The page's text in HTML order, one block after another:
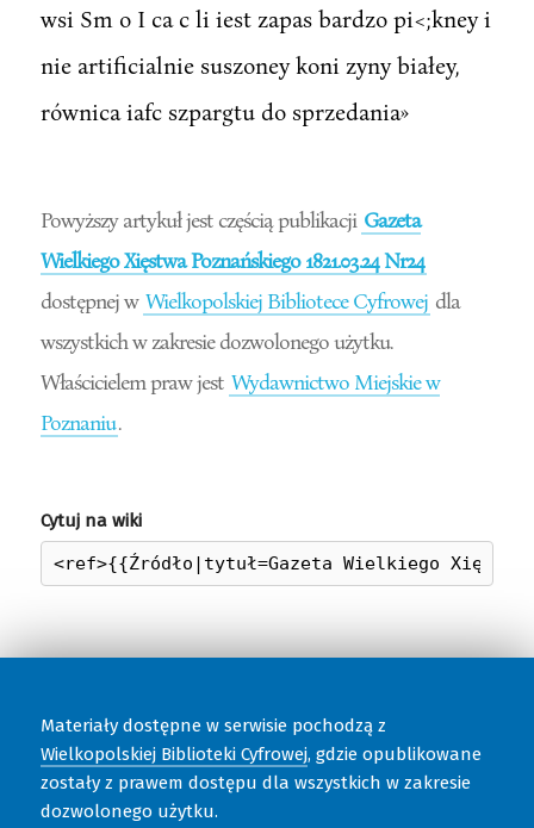
wsi Sm o I ca c li iest zapas bardzo pi<;kney i
nie artificialnie suszoney koni zyny białey,
równica iafc szpargtu do sprzedania»
Powyższy artykuł jest częścią publikacji Gazeta
Wielkiego Xięstwa Poznańskiego 1821.03.24 Nr24
dostępnej w Wielkopolskiej Bibliotece Cyfrowej dla
wszystkich w zakresie dozwolonego użytku.
Właścicielem praw jest Wydawnictwo Miejskie w
Poznaniu.
Cytuj na wiki
Materiały dostępne w serwisie pochodzą z
Wielkopolskiej Biblioteki Cyfrowej, gdzie opublikowane
zostały z prawem dostępu dla wszystkich w zakresie
dozwolonego użytku.